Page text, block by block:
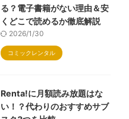
る？電子書籍がない理由＆安
くどこで読めるか徹底解説
2026/1/30
コミックレンタル
Renta!に月額読み放題はな
い！？代わりのおすすめサブ